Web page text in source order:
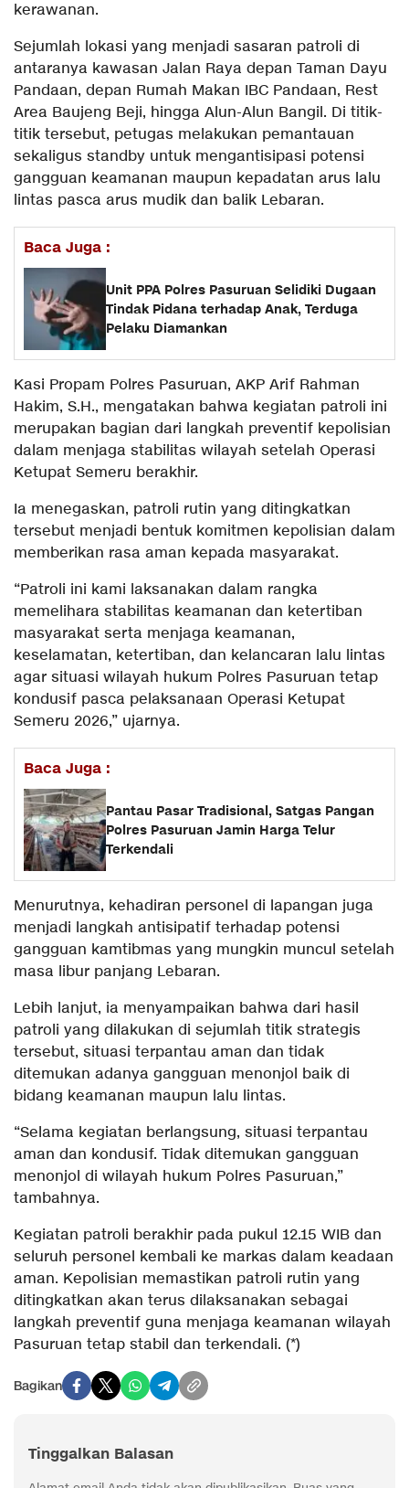
kerawanan.
Sejumlah lokasi yang menjadi sasaran patroli di
antaranya kawasan Jalan Raya depan Taman Dayu
Pandaan, depan Rumah Makan IBC Pandaan, Rest
Area Baujeng Beji, hingga Alun-Alun Bangil. Di titik-
titik tersebut, petugas melakukan pemantauan
sekaligus standby untuk mengantisipasi potensi
gangguan keamanan maupun kepadatan arus lalu
lintas pasca arus mudik dan balik Lebaran.
Baca Juga :
Unit PPA Polres Pasuruan Selidiki Dugaan
Tindak Pidana terhadap Anak, Terduga
Pelaku Diamankan
Kasi Propam Polres Pasuruan, AKP Arif Rahman
Hakim, S.H., mengatakan bahwa kegiatan patroli ini
merupakan bagian dari langkah preventif kepolisian
dalam menjaga stabilitas wilayah setelah Operasi
Ketupat Semeru berakhir.
Ia menegaskan, patroli rutin yang ditingkatkan
tersebut menjadi bentuk komitmen kepolisian dalam
memberikan rasa aman kepada masyarakat.
“Patroli ini kami laksanakan dalam rangka
memelihara stabilitas keamanan dan ketertiban
masyarakat serta menjaga keamanan,
keselamatan, ketertiban, dan kelancaran lalu lintas
agar situasi wilayah hukum Polres Pasuruan tetap
kondusif pasca pelaksanaan Operasi Ketupat
Semeru 2026,” ujarnya.
Baca Juga :
Pantau Pasar Tradisional, Satgas Pangan
Polres Pasuruan Jamin Harga Telur
Terkendali
Menurutnya, kehadiran personel di lapangan juga
menjadi langkah antisipatif terhadap potensi
gangguan kamtibmas yang mungkin muncul setelah
masa libur panjang Lebaran.
Lebih lanjut, ia menyampaikan bahwa dari hasil
patroli yang dilakukan di sejumlah titik strategis
tersebut, situasi terpantau aman dan tidak
ditemukan adanya gangguan menonjol baik di
bidang keamanan maupun lalu lintas.
“Selama kegiatan berlangsung, situasi terpantau
aman dan kondusif. Tidak ditemukan gangguan
menonjol di wilayah hukum Polres Pasuruan,”
tambahnya.
Kegiatan patroli berakhir pada pukul 12.15 WIB dan
seluruh personel kembali ke markas dalam keadaan
aman. Kepolisian memastikan patroli rutin yang
ditingkatkan akan terus dilaksanakan sebagai
langkah preventif guna menjaga keamanan wilayah
Pasuruan tetap stabil dan terkendali. (*)
Bagikan
Tinggalkan Balasan